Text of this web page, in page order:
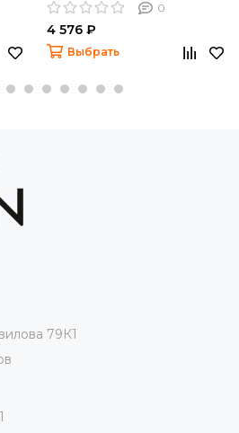
0
4 576 ₽
Выбрать
79К1